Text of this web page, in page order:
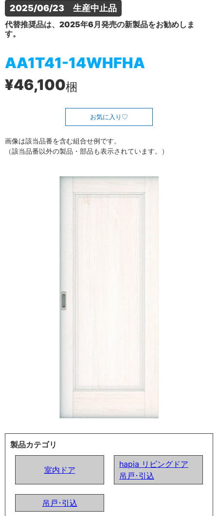
2025/06/23　生産中止品
代替推奨品は、2025年6月発売の新製品をお勧めしま
す。
AA1T41-14WHFHA
¥46,100梱
お気に入り
画像は該当品番を含む組合せ例です。
（該当品番以外の製品・部品も表示されています。）
製品カテゴリ
室内ドア
hapia リビングドア
吊戸･引込
吊戸･引込